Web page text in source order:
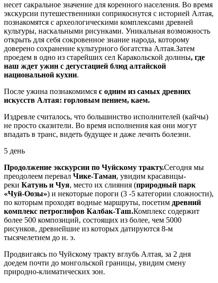
несет сакральное значение для коренного населения. Во время
экскурсии путешественники соприкоснутся с историей Алтая,
познакомятся с археологическими комплексами древней
культуры, наскальными рисунками. Уникальная возможность
открыть для себя сокровенное знание народа, которому
доверено сохранение культурного богатства Алтая.Затем
проедем в одно из старейших сел Каракольской долины, где
наш ждет ужин с дегустацией блюд алтайской
национальной кухни.
После ужина познакомимся с одним из самых древних
искусств Алтая: горловым пением, каем.
Издревле считалось, что большинство исполнителей (кайчы)
не просто сказители. Во время исполнения кая они могут
впадать в транс, видеть будущее и даже лечить болезни.
5 день
Продолжение экскурсии по Чуйскому тракту.Сегодня мы
преодолеем перевал Чике-Таман, увидим красавицы-
реки Катунь и Чуя, место их слияния (природный парк
«Чуй-Оозы») и некоторые пороги (3 -5 категории сложности),
по которым проходят водные маршруты, посетим древний
комплекс петроглифов Калбак-Таш.Комплекс содержит
более 500 композиций, состоящих из более, чем 5000
рисунков, древнейшие из которых датируются 8-м
тысячелетием до н. э.
Продвигаясь по Чуйскому тракту вглубь Алтая, за 2 дня
доедем почти до монгольской границы, увидим смену
природно-климатических зон.